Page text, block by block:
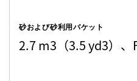
砂および砂利用バケット
2.7 m3（3.5 yd3）